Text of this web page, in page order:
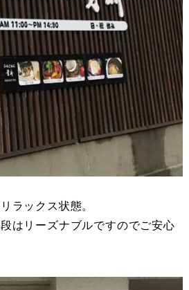
ラックス状態。
はリーズナブルですのでご安心